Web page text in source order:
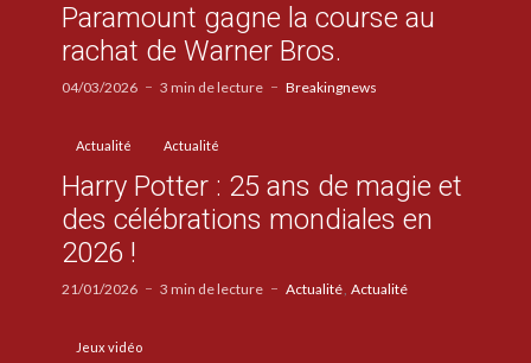
Paramount gagne la course au
rachat de Warner Bros.
04/03/2026 3 min de lecture Breakingnews
Actualité Actualité
Harry Potter : 25 ans de magie et
des célébrations mondiales en
2026 !
21/01/2026 3 min de lecture Actualité Actualité
Jeux vidéo